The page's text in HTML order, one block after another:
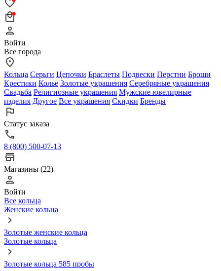
Войти
Все города
Кольца Серьги Цепочки Браслеты Подвески Перстни Броши
Крестики Колье Золотые украшения Серебряные украшения
Свадьба Религиозные украшения Мужские ювелирные
изделия Другое Все украшения Скидки Бренды
Статус заказа
8 (800) 500-07-13
Магазины (22)
Войти
Все кольца
Женские кольца
Золотые женские кольца
Золотые кольца
Золотые кольца 585 пробы